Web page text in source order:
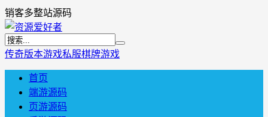
销客多整站源码
传奇版本游戏私服棋牌游戏
首页
端游源码
页游源码